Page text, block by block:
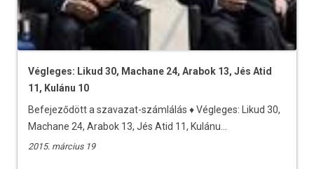
Végleges: Likud 30, Machane 24, Arabok 13, Jés Atid
11, Kulánu 10
Befejeződött a szavazat-számlálás ♦ Végleges: Likud 30,
Machane 24, Arabok 13, Jés Atid 11, Kulánu...
2015. március 19